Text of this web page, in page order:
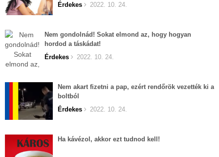
Érdekes 2022. 10. 24.
Nem gondolnád! Sokat elmond az, hogy hogyan
hordod a táskádat!
Érdekes
2022. 10. 24.
Nem akart fizetni a pap, ezért rendőrök vezették ki a
boltból
Érdekes
2022. 10. 24.
Ha kávézol, akkor ezt tudnod kell!